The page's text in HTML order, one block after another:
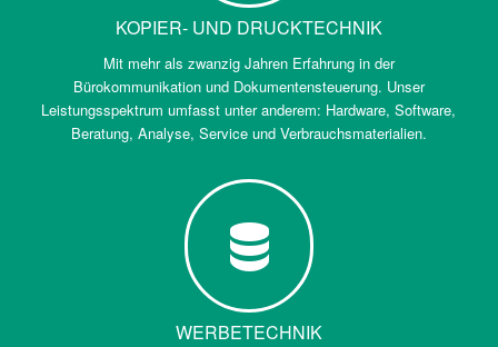
KOPIER- UND DRUCKTECHNIK
Mit mehr als zwanzig Jahren Erfahrung in der
Bürokommunikation und Dokumentensteuerung. Unser
Leistungsspektrum umfasst unter anderem: Hardware, Software,
Beratung, Analyse, Service und Verbrauchsmaterialien.
WERBETECHNIK